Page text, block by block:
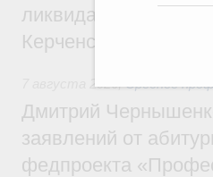
ликвидации
Керченском проливе
7 августа 2026,Среднее
Дмитрий
заявлений от
федпроекта